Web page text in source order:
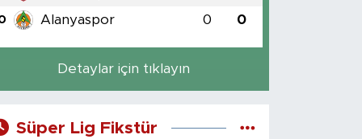
Alanyaspor 0 0
Detaylar için tıklayın
Süper Lig Fikstür